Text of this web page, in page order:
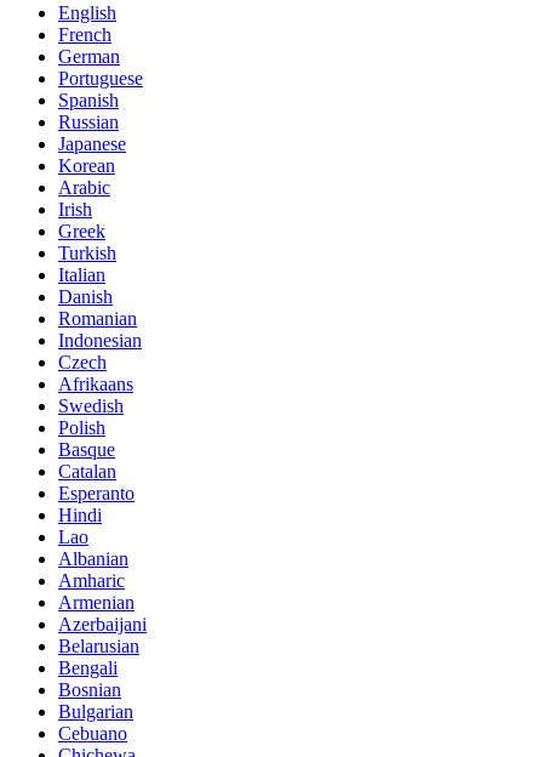
English
French
German
Portuguese
Spanish
Russian
Japanese
Korean
Arabic
Irish
Greek
Turkish
Italian
Danish
Romanian
Indonesian
Czech
Afrikaans
Swedish
Polish
Basque
Catalan
Esperanto
Hindi
Lao
Albanian
Amharic
Armenian
Azerbaijani
Belarusian
Bengali
Bosnian
Bulgarian
Cebuano